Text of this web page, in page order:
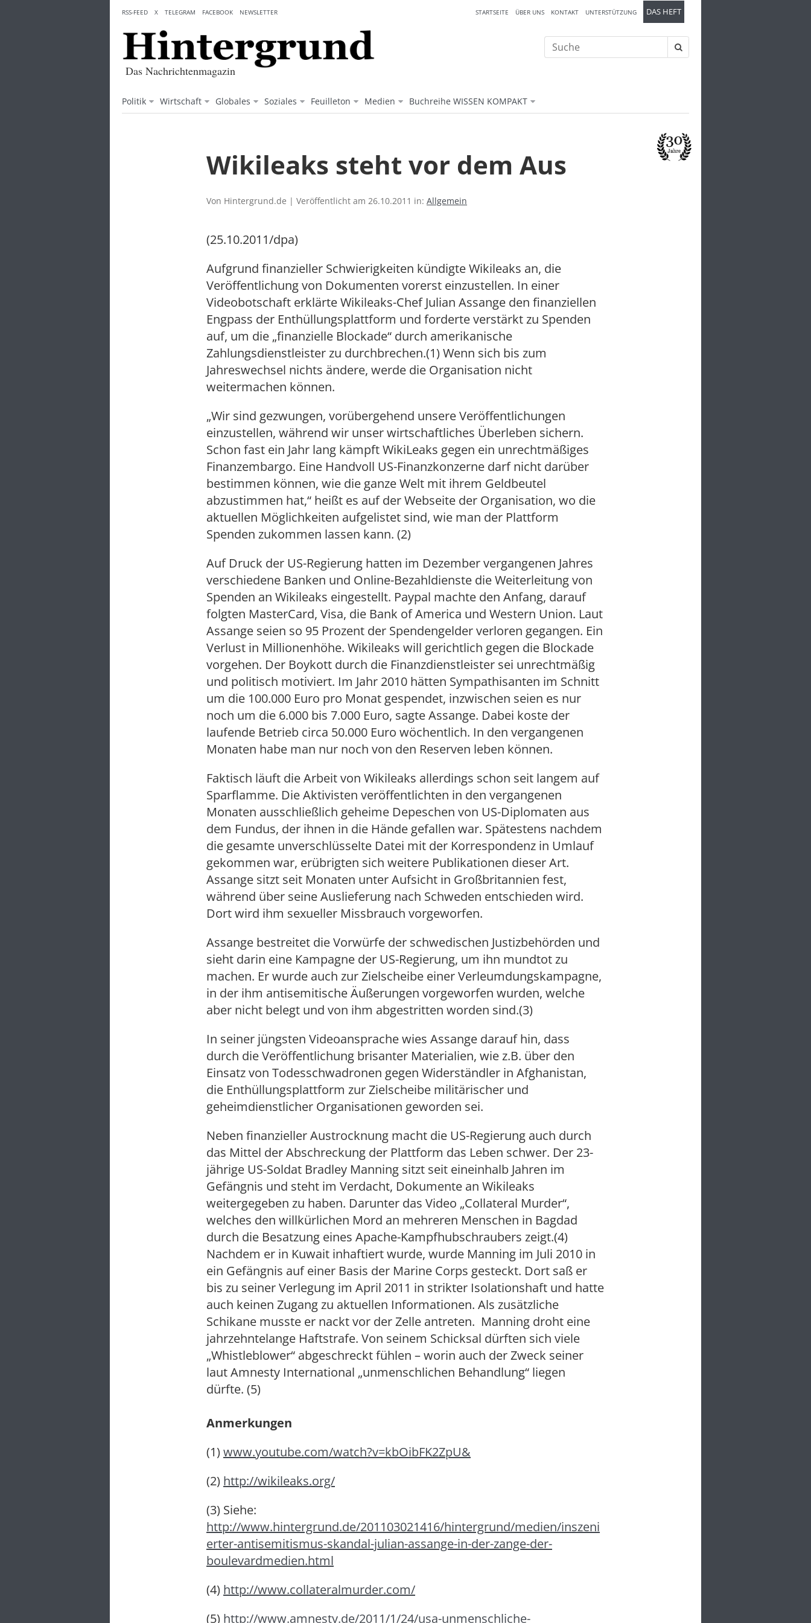
content
Das Nachrichtenmagazin
Politik Wirtschaft Globales Soziales Feuilleton Medien Buchreihe WISSEN KOMPAKT
STARTSEITE ÜBER UNS KONTAKT UNTERSTÜTZUNG DAS HEFT
RSS-FEED X TELEGRAM FACEBOOK NEWSLETTER
Suche
nach:
Wikileaks steht vor dem Aus
Von Hintergrund.de | Veröffentlicht am 26.10.2011 in: Allgemein
(25.10.2011/dpa)
Aufgrund finanzieller Schwierigkeiten kündigte Wikileaks an, die
Veröffentlichung von Dokumenten vorerst einzustellen. In einer
Videobotschaft erklärte Wikileaks-Chef Julian Assange den finanziellen
Engpass der Enthüllungsplattform und forderte verstärkt zu Spenden
auf, um die „finanzielle Blockade“ durch amerikanische
Zahlungsdienstleister zu durchbrechen.(1) Wenn sich bis zum
Jahreswechsel nichts ändere, werde die Organisation nicht
weitermachen können.
„Wir sind gezwungen, vorübergehend unsere Veröffentlichungen
einzustellen, während wir unser wirtschaftliches Überleben sichern.
Schon fast ein Jahr lang kämpft WikiLeaks gegen ein unrechtmäßiges
Finanzembargo. Eine Handvoll US-Finanzkonzerne darf nicht darüber
bestimmen können, wie die ganze Welt mit ihrem Geldbeutel
abzustimmen hat,“ heißt es auf der Webseite der Organisation, wo die
aktuellen Möglichkeiten aufgelistet sind, wie man der Plattform
Spenden zukommen lassen kann. (2)
Auf Druck der US-Regierung hatten im Dezember vergangenen Jahres
verschiedene Banken und Online-Bezahldienste die Weiterleitung von
Spenden an Wikileaks eingestellt. Paypal machte den Anfang, darauf
folgten MasterCard, Visa, die Bank of America und Western Union. Laut
Assange seien so 95 Prozent der Spendengelder verloren gegangen. Ein
Verlust in Millionenhöhe. Wikileaks will gerichtlich gegen die Blockade
vorgehen. Der Boykott durch die Finanzdienstleister sei unrechtmäßig
und politisch motiviert. Im Jahr 2010 hätten Sympathisanten im Schnitt
um die 100.000 Euro pro Monat gespendet, inzwischen seien es nur
noch um die 6.000 bis 7.000 Euro, sagte Assange. Dabei koste der
laufende Betrieb circa 50.000 Euro wöchentlich. In den vergangenen
Monaten habe man nur noch von den Reserven leben können.
Faktisch läuft die Arbeit von Wikileaks allerdings schon seit langem auf
Sparflamme. Die Aktivisten veröffentlichten in den vergangenen
Monaten ausschließlich geheime Depeschen von US-Diplomaten aus
dem Fundus, der ihnen in die Hände gefallen war. Spätestens nachdem
die gesamte unverschlüsselte Datei mit der Korrespondenz in Umlauf
gekommen war, erübrigten sich weitere Publikationen dieser Art.
Assange sitzt seit Monaten unter Aufsicht in Großbritannien fest,
während über seine Auslieferung nach Schweden entschieden wird.
Dort wird ihm sexueller Missbrauch vorgeworfen.
Assange bestreitet die Vorwürfe der schwedischen Justizbehörden und
sieht darin eine Kampagne der US-Regierung, um ihn mundtot zu
machen. Er wurde auch zur Zielscheibe einer Verleumdungskampagne,
in der ihm antisemitische Äußerungen vorgeworfen wurden, welche
aber nicht belegt und von ihm abgestritten worden sind.(3)
In seiner jüngsten Videoansprache wies Assange darauf hin, dass
durch die Veröffentlichung brisanter Materialien, wie z.B. über den
Einsatz von Todesschwadronen gegen Widerständler in Afghanistan,
die Enthüllungsplattform zur Zielscheibe militärischer und
geheimdienstlicher Organisationen geworden sei.
Neben finanzieller Austrocknung macht die US-Regierung auch durch
das Mittel der Abschreckung der Plattform das Leben schwer. Der 23-
jährige US-Soldat Bradley Manning sitzt seit eineinhalb Jahren im
Gefängnis und steht im Verdacht, Dokumente an Wikileaks
weitergegeben zu haben. Darunter das Video „Collateral Murder“,
welches den willkürlichen Mord an mehreren Menschen in Bagdad
durch die Besatzung eines Apache-Kampfhubschraubers zeigt.(4)
Nachdem er in Kuwait inhaftiert wurde, wurde Manning im Juli 2010 in
ein Gefängnis auf einer Basis der Marine Corps gesteckt. Dort saß er
bis zu seiner Verlegung im April 2011 in strikter Isolationshaft und hatte
auch keinen Zugang zu aktuellen Informationen. Als zusätzliche
Schikane musste er nackt vor der Zelle antreten. Manning droht eine
jahrzehntelange Haftstrafe. Von seinem Schicksal dürften sich viele
„Whistleblower“ abgeschreckt fühlen – worin auch der Zweck seiner
laut Amnesty International „unmenschlichen Behandlung“ liegen
dürfte. (5)
Anmerkungen
(1) www.youtube.com/watch?v=kbOibFK2ZpU&
(2) http://wikileaks.org/
(3) Siehe:
http://www.hintergrund.de/201103021416/hintergrund/medien/inszeni
erter-antisemitismus-skandal-julian-assange-in-der-zange-der-
boulevardmedien.html
(4) http://www.collateralmurder.com/
(5) http://www.amnesty.de/2011/1/24/usa-unmenschliche-